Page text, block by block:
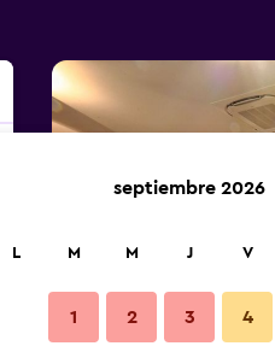
septiembre 2026
L M M J V
1 2 3 4